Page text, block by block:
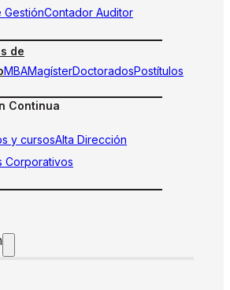
GestiónContador Auditor
de
MBAMagísterDoctoradosPostítulos
Continua
y cursosAlta Dirección
Corporativos